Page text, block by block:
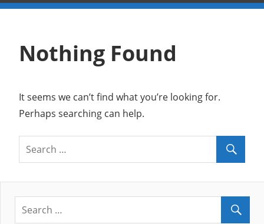
dan
Nothing Found
It seems we can’t find what you’re looking for.
Perhaps searching can help.